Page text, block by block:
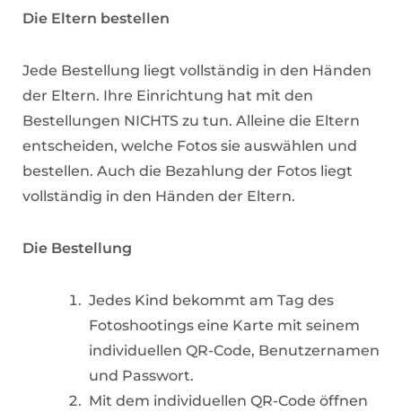
Die Eltern bestellen
Jede Bestellung liegt vollständig in den Händen
der Eltern. Ihre Einrichtung hat mit den
Bestellungen NICHTS zu tun. Alleine die Eltern
entscheiden, welche Fotos sie auswählen und
bestellen. Auch die Bezahlung der Fotos liegt
vollständig in den Händen der Eltern.
Die Bestellung
Jedes Kind bekommt am Tag des
Fotoshootings eine Karte mit seinem
individuellen QR-Code, Benutzernamen
und Passwort.
Mit dem individuellen QR-Code öffnen